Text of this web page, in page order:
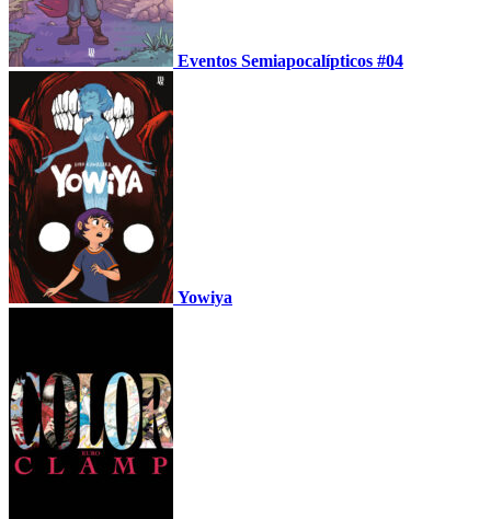
Eventos Semiapocalípticos #04
Yowiya